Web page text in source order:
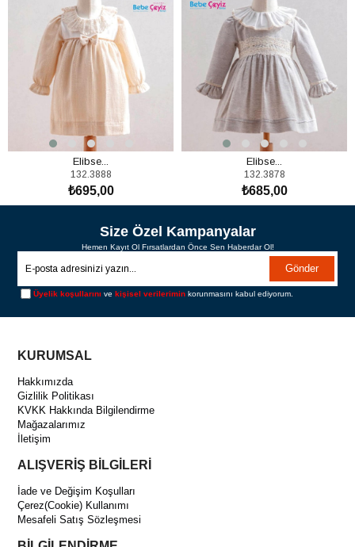
Elibse...
132.3888
₺695,00
SEPETE EKLE
Elibse...
132.3878
₺685,00
SEPETE EKLE
Size Özel Kampanyalar
Hemen Kayıt Ol Fırsatlardan Önce Sen Haberdar Ol!
Gönder
Üyelik koşullarını vekişisel verilerimin korunmasını kabul ediyorum.
KURUMSAL
Hakkımızda
Gizlilik Politikası
KVKK Hakkında Bilgilendirme
Mağazalarımız
İletişim
ALIŞVERİŞ BİLGİLERİ
İade ve Değişim Koşulları
Çerez(Cookie) Kullanımı
Mesafeli Satış Sözleşmesi